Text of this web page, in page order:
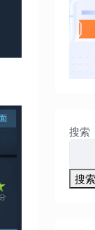
搜索
搜索